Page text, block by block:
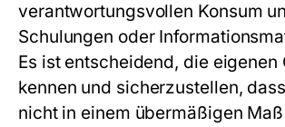
verantwortungsvollen Konsum
Schulungen oder
Es ist entscheidend, die eigenen
kennen und sicherzustellen,
nicht in einem übermäßigen